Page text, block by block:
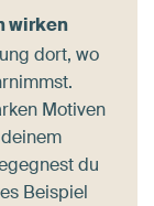
wirken
dort, wo
Motiven
du
Beispiel